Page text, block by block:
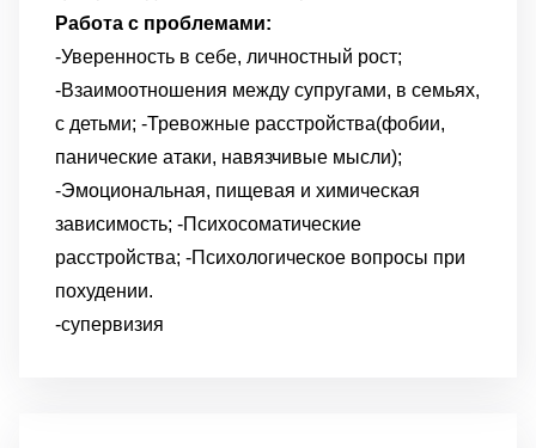
Работа с проблемами:
-Уверенность в себе, личностный рост;
-Взаимоотношения между супругами, в семьях,
с детьми; -Тревожные расстройства(фобии,
панические атаки, навязчивые мысли);
-Эмоциональная, пищевая и химическая
зависимость; -Психосоматические
расстройства; -Психологическое вопросы при
похудении.
-супервизия